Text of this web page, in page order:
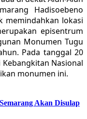
Hadisoebeno
memindahkan lokasi
episentrum
Monumen Tugu
Pada tanggal 20
Nasional
monumen ini.
Akan Disulap